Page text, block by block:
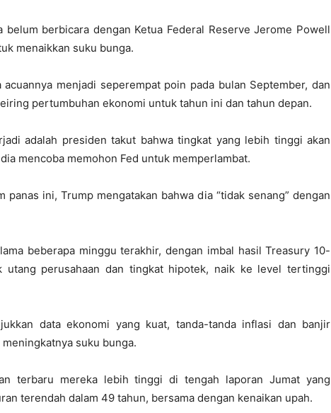
belum berbicara dengan Ketua Federal Reserve Jerome Powell
menaikkan suku bunga.
menjadi seperempat poin pada bulan September, dan
pertumbuhan ekonomi untuk tahun ini dan tahun depan.
adalah presiden takut bahwa tingkat yang lebih tinggi akan
mencoba memohon Fed untuk memperlambat.
panas ini, Trump mengatakan bahwa dia “tidak senang” dengan
beberapa minggu terakhir, dengan imbal hasil Treasury 10-
utang perusahaan dan tingkat hipotek, naik ke level tertinggi
data ekonomi yang kuat, tanda-tanda inflasi dan banjir
suku bunga.
terbaru mereka lebih tinggi di tengah laporan Jumat yang
terendah dalam 49 tahun, bersama dengan kenaikan upah.